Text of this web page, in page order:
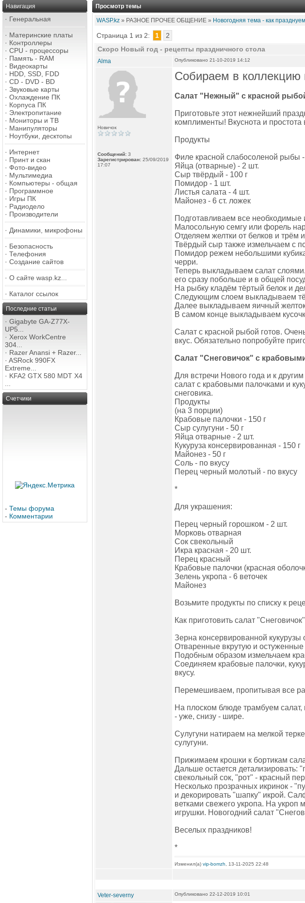
Навигация
· Генеральная
· Материнские платы
· Контроллеры
· CPU - процессоры
· Память - RAM
· Видеокарты
· HDD, SSD, FDD
· CD - DVD - BD
· Звуковые карты
· Охлаждение ПК
· Корпуса ПК
· Электропитание
· Мониторы и ТВ
· Манипуляторы
· Ноутбуки, десктопы
· Интернет
· Принт и скан
· Фото-видео
· Мультимедиа
· Компьютеры - общая
· Программное
· Игры ПК
· Радиодело
· Производители
· Динамики, микрофоны
· Безопасность
· Телефония
· Создание сайтов
· О сайте wasp.kz...
· Каталог ссылок
Последние статьи
· Gigabyte GA-Z77X-
UP5...
· Xerox WorkCentre
304...
· Razer Anansi + Razer...
· ASRock 990FX
Extreme...
· KFA2 GTX 580 MDT X4
Счетчики
- Темы форума
- Комментарии
Просмотр темы
WASP.kz » РАЗНОЕ ПРОЧЕЕ ОБЩЕНИЕ » Новогодняя тема - как
Страница 1 из 2: 1
2
Скоро Новый год - рецепты праздничного стола
Alma Опубликовано 21-10-2019 14:12
Новичок
Сообщений: 3
Зарегистрирован: 25/09/2019
17:07
Собираем в
Салат "Нежный" с красной
Приготовьте этот нежнейший
комплименты! Вкуснота и простота
Продукты
Филе красной слабосоленой рыбы -
Яйца (отварные) - 2 шт.
Сыр твёрдый - 100 г
Помидор - 1 шт.
Листья салата - 4 шт.
Майонез - 6 ст. ложек
Подготавливаем все необходимые
Малосольную семгу или форель
Отделяем желтки от белков и трём
Твёрдый сыр также измельчаем с
Помидор режем небольшими
черри.
Теперь выкладываем салат
его сразу побольше и в общей
На рыбку кладём тёртый белок и
Следующим слоем выкладываем
Далее выкладываем яичный
В самом конце выкладываем
Салат с красной рыбой готов.
вкус. Обязательно попробуйте
Салат "Снеговичок" с
Для встречи Нового года и к
салат с крабовыми палочками и
снеговика.
Продукты
(на 3 порции)
Крабовые палочки - 150 г
Сыр сулугуни - 50 г
Яйца отварные - 2 шт.
Кукуруза консервированная - 150 г
Майонез - 50 г
Соль - по вкусу
Перец черный молотый - по вкусу
*
Для украшения:
Перец черный горошком - 2 шт.
Морковь отварная
Сок свекольный
Икра красная - 20 шт.
Перец красный
Крабовые палочки (красная
Зелень укропа - 6 веточек
Майонез
Возьмите продукты по списку к
Как приготовить салат
Зерна консервированной
Отваренные вкрутую и
Подобным образом измельчаем
Соединяем крабовые палочки,
вкусу.
Перемешиваем, пропитывая все
На плоском блюде трамбуем
- уже, снизу - шире.
Сулугуни натираем на мелкой
сулугуни.
Прижимаем крошки к бортикам
Дальше остается детализировать:
свекольный сок, "рот" - красный
Несколько прозрачных икринок -
и декорировать "шапку" икрой.
ветками свежего укропа. На укроп
игрушки. Новогодний салат
Веселых праздников!
*
Изменил(а) vip-bomzh , 13-11-2025 22:48
Veter-severny Опубликовано 22-12-2019 10:01